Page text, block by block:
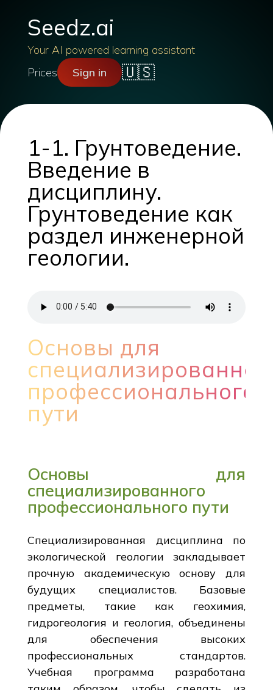
Seedz.ai
Your AI powered learning assistant
Prices
Sign in 🇺🇸
1-1. Грунтоведение.
Введение в
дисциплину.
Грунтоведение как
раздел инженерной
геологии.
Основы для
профессионального
пути
Основы для
специализированного
профессионального пути
Специализированная дисциплина по
экологической геологии закладывает
прочную академическую основу для
будущих специалистов. Базовые
предметы, такие как геохимия,
гидрогеология и геология, объединены
для обеспечения высоких
профессиональных стандартов.
Учебная программа разработана